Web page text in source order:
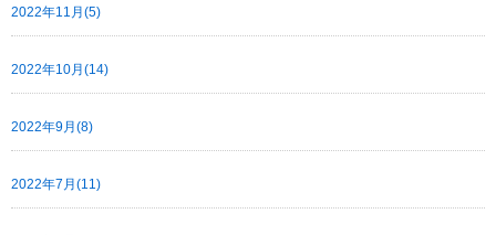
2022年11月(5)
2022年10月(14)
2022年9月(8)
2022年7月(11)